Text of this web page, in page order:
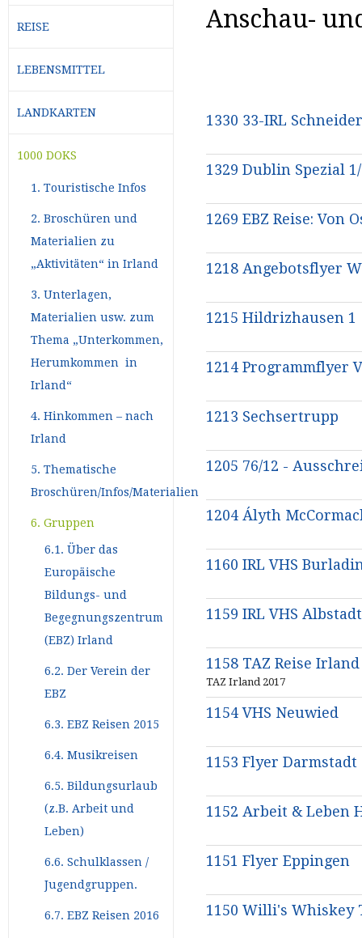
Anschau-
1330 33-IRL
1329 Dublin Spezial
1269 EBZ Reise:
1218 Angebotsflyer
1215 Hildrizhausen 1
1214 Programmflyer
1213 Sechsertrupp
1205 76/12 -
1204 Ályth
1160 IRL VHS
1159 IRL VHS Albstadt
1158 TAZ Reise Irland
TAZ Irland 2017
1154 VHS Neuwied
1153 Flyer Darmstadt
1152 Arbeit & Leben
1151 Flyer Eppingen
1150 Willi's Whiskey
REISE
LEBENSMITTEL
LANDKARTEN
1000 DOKS
1. Touristische Infos
2. Broschüren und
Materialien zu
„Aktivitäten“ in Irland
3. Unterlagen,
Materialien usw. zum
Thema „Unterkommen,
Herumkommen in
Irland“
4. Hinkommen – nach
Irland
5. Thematische
Broschüren/Infos/Materialien
6. Gruppen
6.1. Über das
Europäische
Bildungs- und
Begegnungszentrum
(EBZ) Irland
6.2. Der Verein der
EBZ
6.3. EBZ Reisen 2015
6.4. Musikreisen
6.5. Bildungsurlaub
(z.B. Arbeit und
Leben)
6.6. Schulklassen /
Jugendgruppen.
6.7. EBZ Reisen 2016